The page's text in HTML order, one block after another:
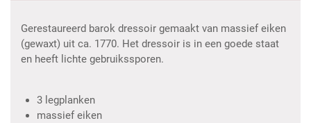
Gerestaureerd barok dressoir gemaakt van massief eiken
(gewaxt) uit ca. 1770. Het dressoir is in een goede staat
en heeft lichte gebruikssporen.
3 legplanken
massief eiken